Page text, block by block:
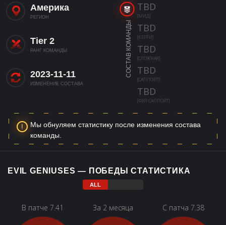
Америка
РЕГИОН
Tier 2
РАНГ КОМАНДЫ
2023-11-11
ИЗМЕНЕНИЕ СОСТАВА
СОСТАВ КОМАНДЫ
TBD
[МИД]
TBD
[КЕРРИ]
TBD
[СЛОЖНАЯ]
TBD
[САППОРТ]
TBD
[ФУЛ САППОРТ]
Мы обнуляем статистику после изменения состава
команды.
EVIL GENIUSES — ПОБЕДЫ СТАТИСТИКА
В патче 7.41 За 2 месяца С патча 7.38